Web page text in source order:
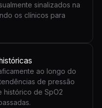
sinalizados na
os clínicos para
ao longo do
de pressão
histórico de SpO2